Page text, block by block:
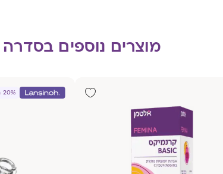
מוצרים נוספים בסדרה
20% הנחה